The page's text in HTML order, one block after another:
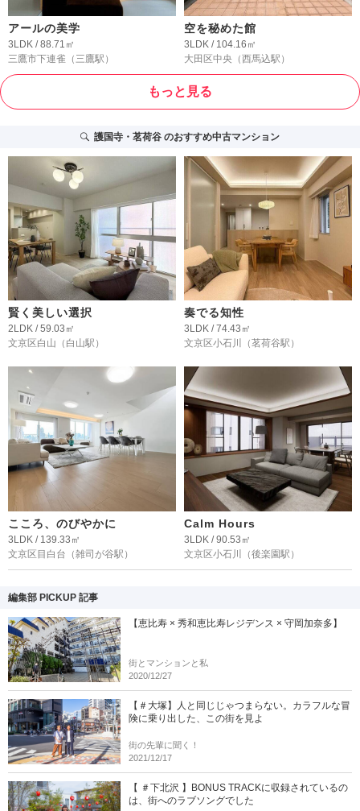
アールの美学
3LDK / 88.71㎡
三鷹市下連雀 （三鷹駅）
空を秘めた館
3LDK / 104.16㎡
大田区中央 （西馬込駅）
もっと見る
護国寺・茗荷谷のおすすめ中古マンション
賢く美しい選択
2LDK / 59.03㎡
文京区白山 （白山駅）
奏でる知性
3LDK / 74.43㎡
文京区小石川
（茗荷谷駅）
こころ、のびやかに
3LDK / 139.33㎡
文京区目白台 （雑司が谷駅）
Calm Hours
3LDK / 90.53㎡
文京区小石川
（後楽園駅）
編集部 PICKUP 記事
【恵比寿 × 秀和恵比寿レジデンス × 守岡加奈多】
街とマンションと私
2020/12/27
【＃大塚】人と同じじゃつまらない。カラフルな冒
険に乗り出した、この街を見よ
街の先輩に聞く！
2021/12/17
【 ＃下北沢 】BONUS TRACKに収録されているの
は、街へのラブソングでした